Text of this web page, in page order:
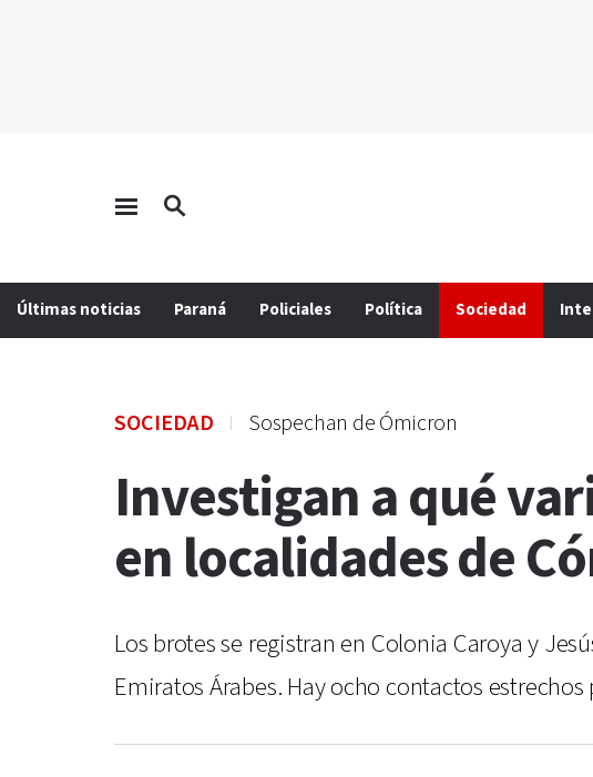
Últimas noticias Paraná Policiales Política Sociedad
SOCIEDAD Sospechan de Ómicron
Investigan a qué
en localidades de
Los brotes se registran en Colonia Caroya y
Emiratos Árabes. Hay ocho contactos